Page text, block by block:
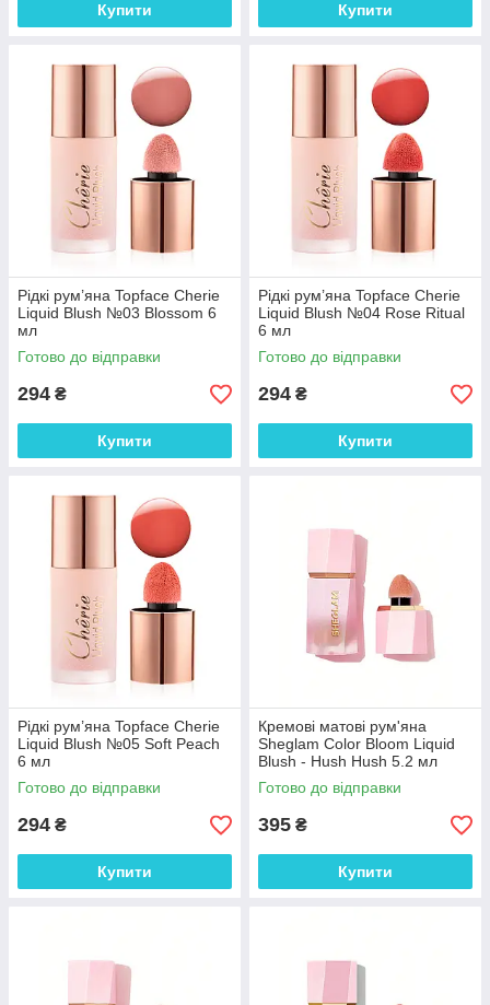
Купити Купити
Рідкі рум’яна Topface Cherie
Liquid Blush №03 Blossom 6
мл
Готово до відправки
294 ₴
Купити
Рідкі рум’яна Topface Cherie
Liquid Blush №04 Rose Ritual
6 мл
Готово до відправки
294 ₴
Купити
Рідкі рум’яна Topface Cherie
Liquid Blush №05 Soft Peach
6 мл
Готово до відправки
294 ₴
Купити
Кремові матові рум'яна
Sheglam Color Bloom Liquid
Blush - Hush Hush 5.2 мл
Готово до відправки
395 ₴
Купити